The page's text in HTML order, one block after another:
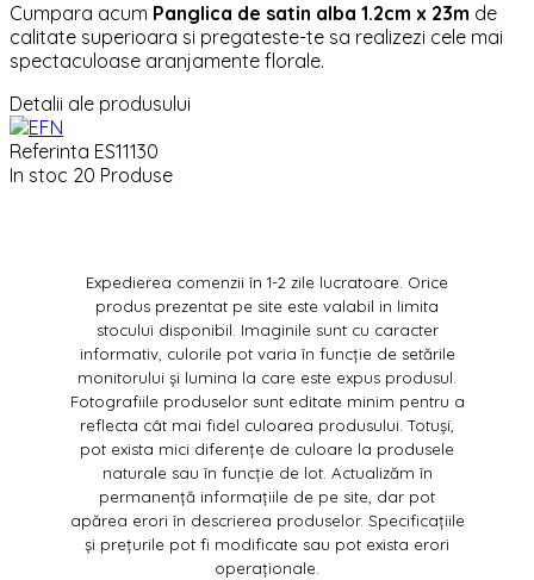
Cumpara acum Panglica de satin alba 1.2cm x 23m de
calitate superioara si pregateste-te sa realizezi cele mai
spectaculoase aranjamente florale.
Detalii ale produsului
Referinta ES11130
In stoc 20 Produse
Expedierea comenzii în 1-2 zile lucratoare. Orice
produs prezentat pe site este valabil in limita
stocului disponibil. Imaginile sunt cu caracter
informativ, culorile pot varia în funcție de setările
monitorului și lumina la care este expus produsul.
Fotografiile produselor sunt editate minim pentru a
reflecta cât mai fidel culoarea produsului. Totuși,
pot exista mici diferențe de culoare la produsele
naturale sau în funcție de lot. Actualizăm în
permanență informațiile de pe site, dar pot
apărea erori în descrierea produselor. Specificațiile
și prețurile pot fi modificate sau pot exista erori
operaționale.